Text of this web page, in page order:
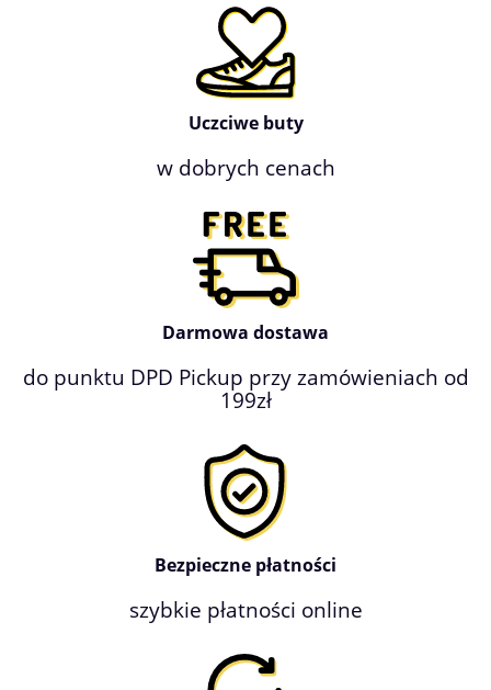
Uczciwe buty
w dobrych cenach
Darmowa dostawa
do punktu DPD Pickup przy zamówieniach od
199zł
Bezpieczne płatności
szybkie płatności online